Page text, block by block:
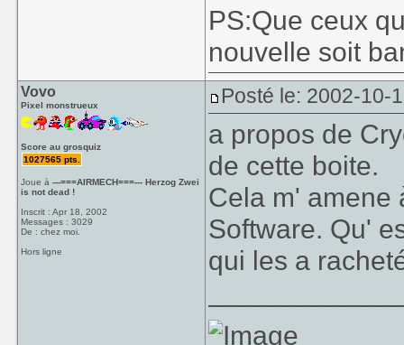
PS:Que ceux
nouvelle soit
Vovo
Pixel monstrueux
Score au grosquiz
1027565 pts.
Joue à---===AIRMECH===--- Herzog Zwei
is not dead !
Inscrit : Apr 18, 2002
Messages : 3029
De : chez moi.
Hors ligne
Posté le: 2002-10-
a propos de
de cette boite.
Cela m' amene
Software. Qu'
qui les a